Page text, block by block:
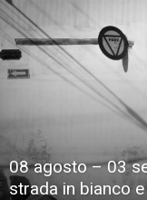
08 agosto – 03
strada in bianco